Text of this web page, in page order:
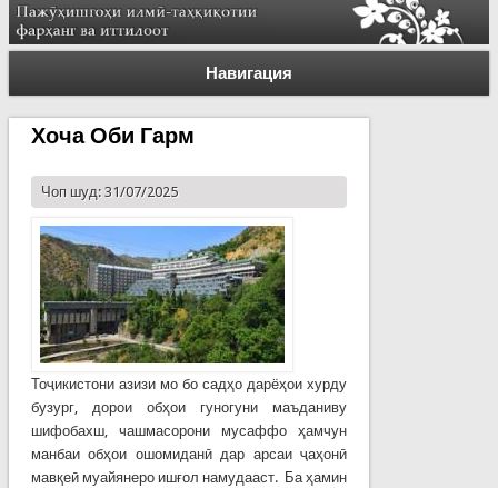
Навигация
Хоча Оби Гарм
Чоп шуд: 31/07/2025
Тоҷикистони азизи мо бо садҳо дарёҳои хурду
бузург, дорои обҳои гуногуни маъданиву
шифобахш, чашмасорони мусаффо ҳамчун
манбаи обҳои ошомиданӣ дар арсаи ҷаҳонӣ
мавқеӣ муайянеро ишғол намудааст. Ба ҳамин